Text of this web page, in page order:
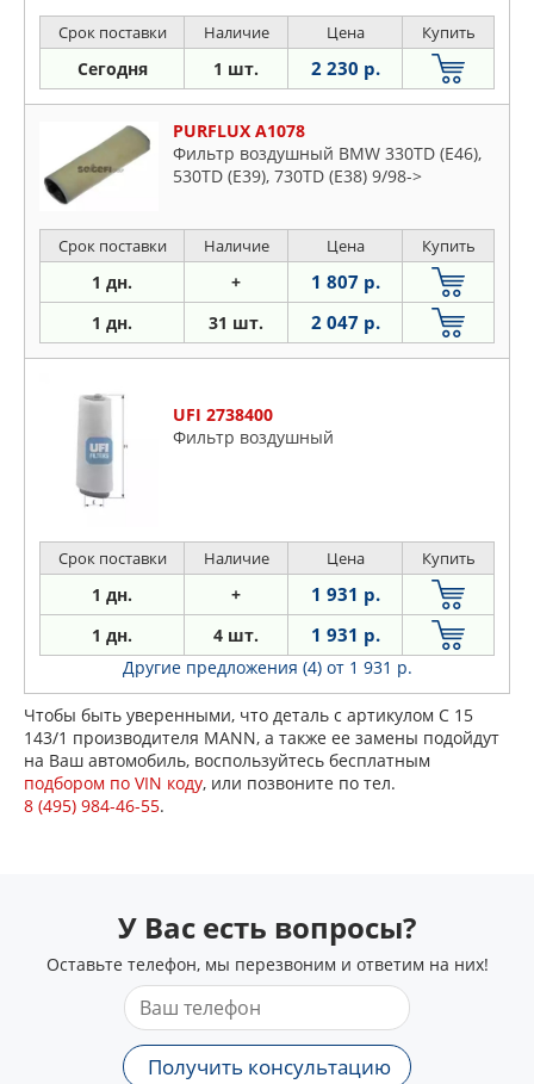
Срок поставки Наличие Цена Купить
Сегодня 1 шт. 2 230 р.
PURFLUX A1078
Фильтр воздушный BMW 330TD (E46),
530TD (E39), 730TD (E38) 9/98->
Срок поставки Наличие Цена Купить
1 дн. + 1 807 р.
1 дн. 31 шт. 2 047 р.
UFI 2738400
Фильтр воздушный
Срок поставки Наличие Цена Купить
1 дн. + 1 931 р.
1 дн. 4 шт. 1 931 р.
Другие предложения (4) от 1 931 р.
Чтобы быть уверенными, что деталь с артикулом C 15
143/1 производителя MANN, а также ее замены подойдут
на Ваш автомобиль, воспользуйтесь бесплатным
подбором по VIN коду, или позвоните по тел.
8 (495) 984-46-55.
У Вас есть вопросы?
Оставьте телефон, мы перезвоним и ответим на них!
Получить консультацию